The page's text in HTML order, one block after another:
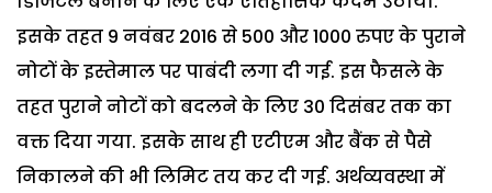
इसके तहत 9 नवंबर 2016 से 500 और 1000 रुपए के पुराने
नोटों के इस्तेमाल पर पाबंदी लगा दी गई. इस फैसले के
तहत पुराने नोटों को बदलने के लिए 30 दिसंबर तक का
वक्त दिया गया. इसके साथ ही एटीएम और बैंक से पैसे
निकालने की भी लिमिट तय कर दी गई. अर्थव्यवस्था में